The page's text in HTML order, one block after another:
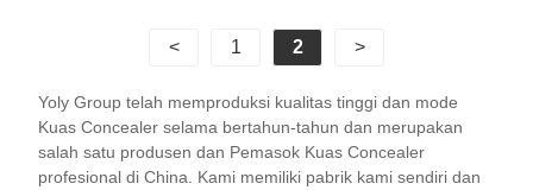
concealer melengkung ini mendukung OEM, ODM,
dan kebutuhan khusus lainnya.
< 1 2 >
Yoly Group telah memproduksi kualitas tinggi dan mode
Kuas Concealer selama bertahun-tahun dan merupakan
salah satu produsen dan Pemasok Kuas Concealer
profesional di China. Kami memiliki pabrik kami sendiri dan